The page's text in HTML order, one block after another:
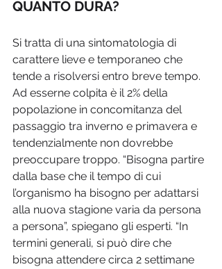
QUANTO DURA?
Si tratta di una sintomatologia di
carattere lieve e temporaneo che
tende a risolversi entro breve tempo.
Ad esserne colpita è il 2% della
popolazione in concomitanza del
passaggio tra inverno e primavera e
tendenzialmente non dovrebbe
preoccupare troppo. “Bisogna partire
dalla base che il tempo di cui
l’organismo ha bisogno per adattarsi
alla nuova stagione varia da persona
a persona”, spiegano gli esperti. “In
termini generali, si può dire che
bisogna attendere circa 2 settimane